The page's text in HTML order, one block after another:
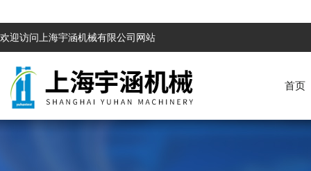
欢迎访问上海宇涵机械有限公司网站
首页